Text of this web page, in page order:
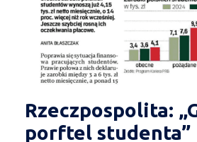
Rzeczpospolita:
porftel studenta”